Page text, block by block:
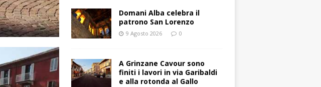
Domani Alba celebra il
patrono San Lorenzo
9 Agosto 2026 0
A Grinzane Cavour sono
finiti i lavori in via Garibaldi
e alla rotonda al Gallo